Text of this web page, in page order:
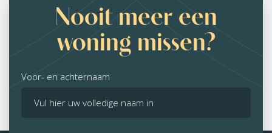
Nooit meer een
woning missen?
Voor- en achternaam